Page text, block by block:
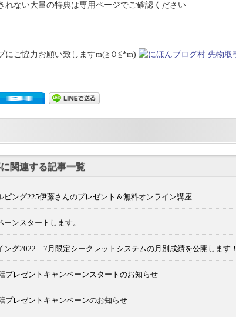
れない大量の特典は専用ページでご確認ください
にご協力お願い致しますm(≧Ｏ≦*m)
関連する記事一覧
ピング225伊藤さんのプレゼント＆無料オンライン講座
ンスタートします。
ング2022 7月限定シークレットシステムの月別成績を公開します！
プレゼントキャンペーンスタートのお知らせ
プレゼントキャンペーンのお知らせ